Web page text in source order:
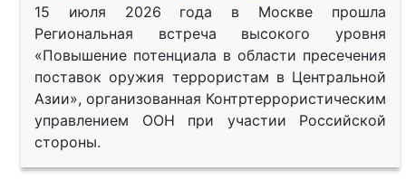
15 июля 2026 года в Москве прошла
Региональная встреча высокого уровня
«Повышение потенциала в области пресечения
поставок оружия террористам в Центральной
Азии», организованная Контртеррористическим
управлением ООН при участии Российской
стороны.